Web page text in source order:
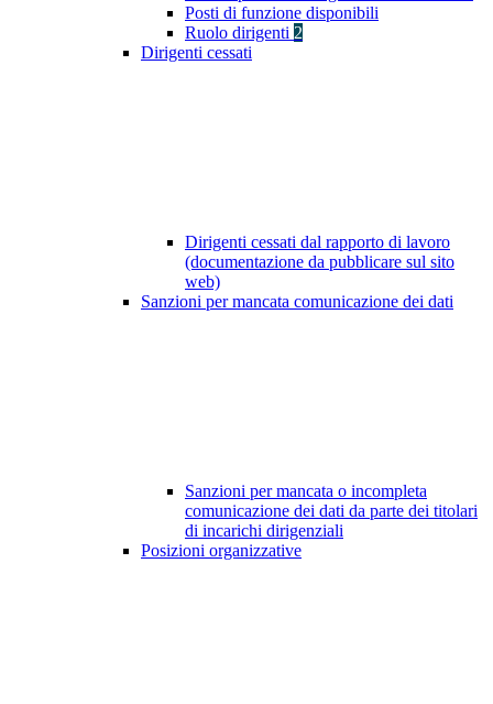
Posti di funzione disponibili
Ruolo dirigenti 2
Dirigenti cessati
Dirigenti cessati dal rapporto di lavoro
(documentazione da pubblicare sul sito
web)
Sanzioni per mancata comunicazione dei dati
Sanzioni per mancata o incompleta
comunicazione dei dati da parte dei titolari
di incarichi dirigenziali
Posizioni organizzative